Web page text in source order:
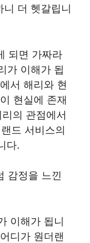
더 헷갈립니
되면 가짜라
가 이해가 됩
서 해리와 현
현실에 존재
의 관점에서
드 서비스의
다.
감정을 느낀
이해가 됩니
디가 원더랜